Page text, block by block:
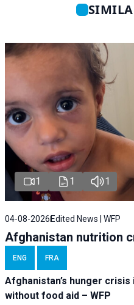
1 1 1
04-08-2026 Edited News | WFP
Afghanistan nutrition
ENG FRA
Afghanistan’s hunger
without food aid – WFP